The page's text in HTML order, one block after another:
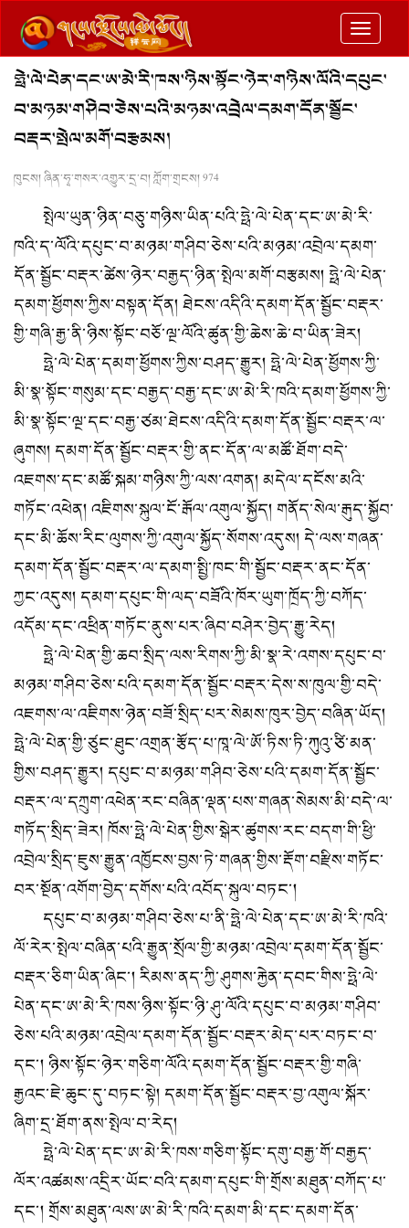
切
换
导
ཧྥེ་ལེ་པེན་དང་ཨ་མེ་རི་ཁས་ཉིས་སྟོང་ཉེར་གཉིས་ལོའི་དཔུང་
བ་མཉམ་གཤིབ་ཅེས་པའི་མཉམ་འབྲེལ་དམག་དོན་སྦྱོང་
བརྡར་སྤེལ་མགོ་བརྩམས།
ཁུངས། ཞིན་ཧྭ་གསར་འགྱུར་དྲ་བ། ཀློག་གྲངས།974
སྤེལ་ཡུན་ཉིན་བཅུ་གཉིས་ཡིན་པའི་ཧྥེ་ལེ་པེན་དང་ཨ་མེ་རི་
ཁའི་ད་ལོའི་དཔུང་བ་མཉམ་གཤིབ་ཅེས་པའི་མཉམ་འབྲེལ་དམག་
དོན་སྦྱོང་བརྡར་ཚེས་ཉེར་བརྒྱད་ཉིན་སྤེལ་མགོ་བརྩམས། ཧྥེ་ལེ་པེན་
དམག་ཕྱོགས་ཀྱིས་བསྟན་དོན། ཐེངས་འདིའི་དམག་དོན་སྦྱོང་བརྡར་
གྱི་གཞི་རྒྱ་ནི་ཉིས་སྟོང་བཅོ་ལྔ་ལོའི་ཚུན་གྱི་ཆེས་ཆེ་བ་ཡིན་ཟེར།
ཧྥེ་ལེ་པེན་དམག་ཕྱོགས་ཀྱིས་བཤད་རྒྱུར། ཧྥེ་ལེ་པེན་ཕྱོགས་ཀྱི་
མི་སྣ་སྟོང་གསུམ་དང་བརྒྱད་བརྒྱ་དང་ཨ་མེ་རི་ཁའི་དམག་ཕྱོགས་ཀྱི་
མི་སྣ་སྟོང་ལྔ་དང་བརྒྱ་ཙམ་ཐེངས་འདིའི་དམག་དོན་སྦྱོང་བརྡར་ལ་
ཞུགས། དམག་དོན་སྦྱོང་བརྡར་གྱི་ནང་དོན་ལ་མཚོ་ཐོག་བདེ་
འཇགས་དང་མཚོ་སྐམ་གཉིས་ཀྱི་ལས་འགན། མདེལ་དངོས་མའི་
གཏོང་འཕེན། འཇིགས་སྐུལ་ངོ་རྒོལ་འགུལ་སྐྱོད། གནོད་སེལ་རྒུད་སྐྱོབ་
དང་མི་ཆོས་རིང་ལུགས་ཀྱི་འགུལ་སྐྱོད་སོགས་འདུས། དེ་ལས་གཞན་
དམག་དོན་སྦྱོང་བརྡར་ལ་དམག་སྤྱི་ཁང་གི་སྦྱོང་བརྡར་ནང་དོན་
ཀྱང་འདུས། དམག་དཔུང་གི་ལད་བཟོའི་ཁོར་ཡུག་ཁྲོད་ཀྱི་བཀོད་
འདོམ་དང་འཕྲིན་གཏོང་ནུས་པར་ཞིབ་བཤེར་བྱེད་རྒྱུ་རེད།
ཧྥེ་ལེ་པེན་གྱི་ཆབ་སྲིད་ལས་རིགས་ཀྱི་མི་སྣ་རེ་འགས་དཔུང་བ་
མཉམ་གཤིབ་ཅེས་པའི་དམག་དོན་སྦྱོང་བརྡར་དེས་ས་ཁུལ་གྱི་བདེ་
འཇགས་ལ་འཇིགས་ཉེན་བཟོ་སྲིད་པར་སེམས་ཁུར་བྱེད་བཞིན་ཡོད།
ཧྥེ་ལེ་པེན་གྱི་ཙུང་ཐུང་འགྲན་རྩོད་པ་ཁཱ་ལེ་ཨོ་ཏིས་ཏི་ཀུའུ་ཙི་མན་
གྱིས་བཤད་རྒྱུར། དཔུང་བ་མཉམ་གཤིབ་ཅེས་པའི་དམག་དོན་སྦྱོང་
བརྡར་ལ་དཀྲུག་འཕེན་རང་བཞིན་ལྡན་པས་གཞན་སེམས་མི་བདེ་ལ་
གཏོད་སྲིད་ཟེར། ཁོས་ཧྥེ་ལེ་པེན་གྱིས་སྒེར་ཚུགས་རང་བདག་གི་ཕྱི་
འབྲེལ་སྲིད་ཇུས་རྒྱུན་འཁྱོངས་བྱས་ཏེ་གཞན་གྱིས་རྡོག་བརྫིས་གཏོང་
བར་སྔོན་འགོག་བྱེད་དགོས་པའི་འབོད་སྐུལ་བཏང་།
དཔུང་བ་མཉམ་གཤིབ་ཅེས་པ་ནི་ཧྥེ་ལེ་པེན་དང་ཨ་མེ་རི་ཁའི་
ལོ་རེར་སྤེལ་བཞིན་པའི་རྒྱུན་སྲོལ་གྱི་མཉམ་འབྲེལ་དམག་དོན་སྦྱོང་
བརྡར་ཅིག་ཡིན་ཞིང་། རིམས་ནད་ཀྱི་ཤུགས་རྐྱེན་དབང་གིས་ཧྥེ་ལེ་
པེན་དང་ཨ་མེ་རི་ཁས་ཉིས་སྟོང་ཉི་ཤུ་ལོའི་དཔུང་བ་མཉམ་གཤིབ་
ཅེས་པའི་མཉམ་འབྲེལ་དམག་དོན་སྦྱོང་བརྡར་མེད་པར་བཏང་བ་
དང་། ཉིས་སྟོང་ཉེར་གཅིག་ལོའི་དམག་དོན་སྦྱོང་བརྡར་གྱི་གཞི་
རྒྱའང་ཇེ་ཆུང་དུ་བཏང་སྟེ། དམག་དོན་སྦྱོང་བརྡར་བྱ་འགུལ་སྐོར་
ཞིག་དྲ་ཐོག་ནས་སྤེལ་བ་རེད།
ཧྥེ་ལེ་པེན་དང་ཨ་མེ་རི་ཁས་གཅིག་སྟོང་དགུ་བརྒྱ་གོ་བརྒྱད་
ལོར་འཚམས་འདྲིར་ཡོང་བའི་དམག་དཔུང་གི་གྲོས་མཐུན་བཀོད་པ་
དང་། གྲོས་མཐུན་ལས་ཨ་མེ་རི་ཁའི་དམག་མི་དང་དམག་དོན་